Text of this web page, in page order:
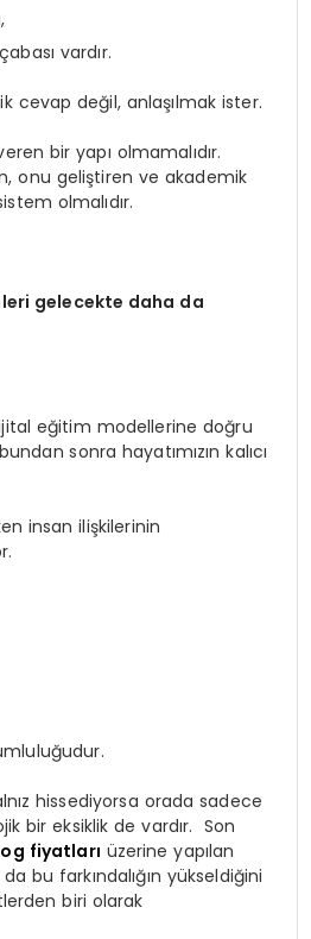
vardır.
cevap değil, anlaşılmak ister.
bir yapı olmamalıdır.
onu geliştiren ve akademik
olmalıdır.
gelecekte daha da
eğitim modellerine doğru
sonra hayatımızın kalıcı
insan ilişkilerinin
hissediyorsa orada sadece
bir eksiklik de vardır. Son
fiyatları üzerine yapılan
bu farkındalığın yükseldiğini
biri olarak